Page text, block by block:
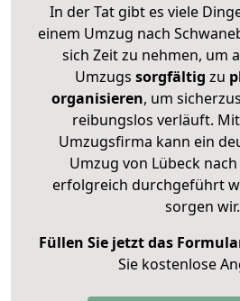
In der Tat gibt es viele
einem Umzug nach
sich Zeit zu nehmen, um
Umzugs sorgfältig zu
organisieren, um
reibungslos verläuft.
Umzugsfirma kann ein
Umzug von Lübeck
erfolgreich durchgeführt
sorgen wir.
Füllen Sie jetzt das
Sie kostenlose